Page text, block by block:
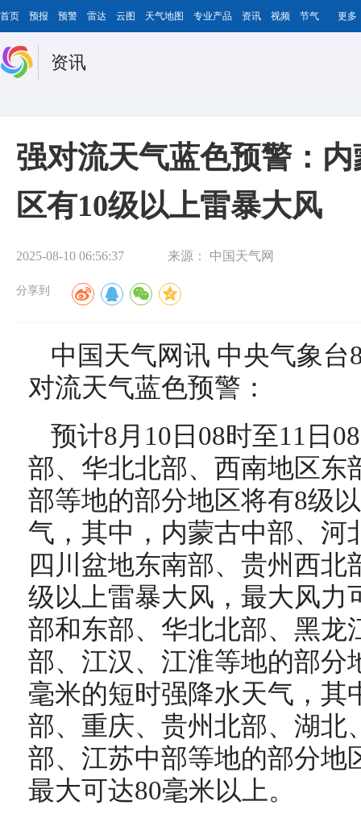
首页 预报 预警 雷达 云图 天气地图 专业产品 资讯 视频 节气 更多
资讯
强对流天气蓝色预警：
区有10级以上雷暴大风
2025-08-10 06:56:37 来源： 中国天气网
分享到
中国天气网讯 中央气象台
对流天气蓝色预警：
预计8月10日08时至11日
部、华北北部、西南地区东
部等地的部分地区将有8级
气，其中，内蒙古中部、河
四川盆地东南部、贵州西北
级以上雷暴大风，最大风力
部和东部、华北北部、黑龙
部、江汉、江淮等地的部分
毫米的短时强降水天气，其
部、重庆、贵州北部、湖北
部、江苏中部等地的部分地
最大可达80毫米以上。